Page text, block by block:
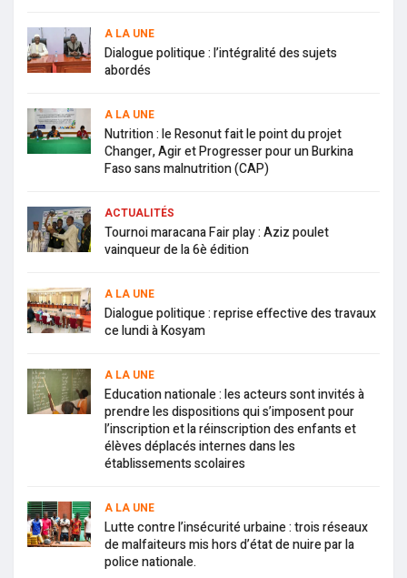
A LA UNE
Dialogue politique : l’intégralité des sujets
abordés
A LA UNE
Nutrition : le Resonut fait le point du projet
Changer, Agir et Progresser pour un Burkina
Faso sans malnutrition (CAP)
ACTUALITÉS
Tournoi maracana Fair play : Aziz poulet
vainqueur de la 6è édition
A LA UNE
Dialogue politique : reprise effective des travaux
ce lundi à Kosyam
A LA UNE
Education nationale : les acteurs sont invités à
prendre les dispositions qui s’imposent pour
l’inscription et la réinscription des enfants et
élèves déplacés internes dans les
établissements scolaires
A LA UNE
Lutte contre l’insécurité urbaine : trois réseaux
de malfaiteurs mis hors d’état de nuire par la
police nationale.